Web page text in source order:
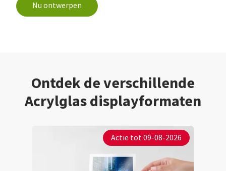
Nu ontwerpen
Ontdek de verschillende
Acrylglas displayformaten
Actie tot 09-08-2026